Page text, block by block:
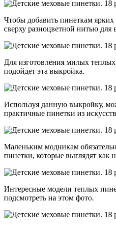
Чтобы добавить пинеткам
сверху разноцветной нитью для
Для изготовления милых
подойдет эта выкройка.
Используя данную выкройку,
практичные пинетки из
Маленьким модникам
пинетки, которые выглядят как
Интересные модели теплых
подсмотреть на этом фото.